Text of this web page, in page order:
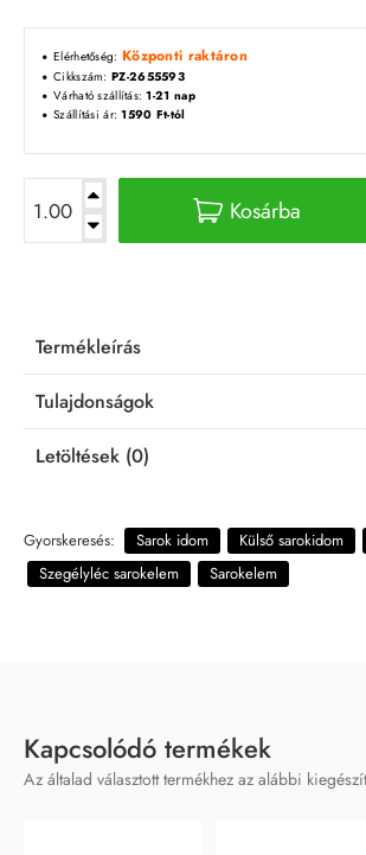
Elérhetőség: Központi raktáron
Cikkszám: PZ-2655593
Várható szállítás: 1-21 nap
Szállítási ár: 1590 Ft-tól
Kosárba
Termékleírás
Tulajdonságok
Letöltések (0)
Gyorskeresés: Sarok idom Külső sarokidom
Szegélyléc sarokelem
Sarokelem
Kapcsolódó termékek
Az általad választott termékhez az alábbi